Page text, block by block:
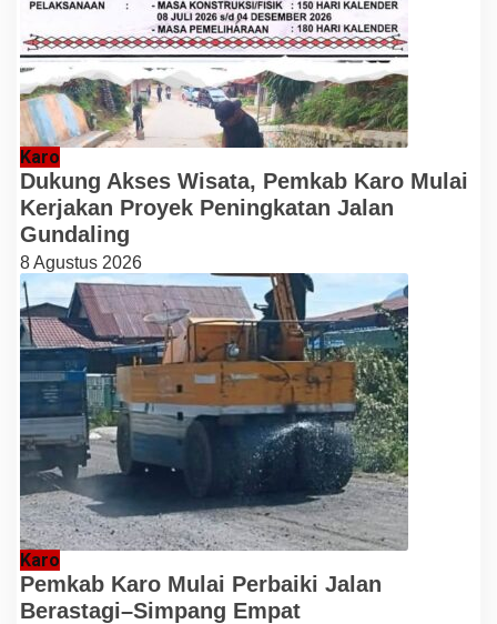
Karo
Dukung Akses Wisata, Pemkab Karo Mulai
Kerjakan Proyek Peningkatan Jalan
Gundaling
8 Agustus 2026
Karo
Pemkab Karo Mulai Perbaiki Jalan
Berastagi–Simpang Empat